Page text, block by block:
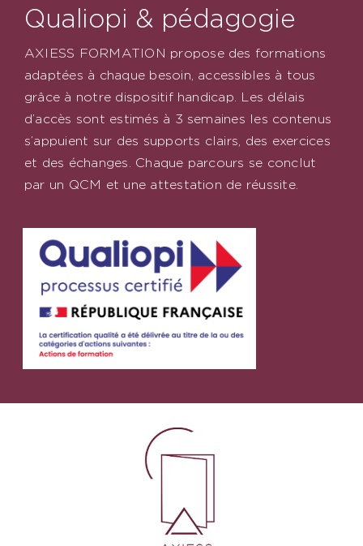
Qualiopi & pédagogie
AXIESS FORMATION propose des formations
adaptées à chaque besoin, accessibles à tous
grâce à notre dispositif handicap. Les délais
d’accès sont estimés à 3 semaines les contenus
s’appuient sur des supports clairs, des exercices
et des échanges. Chaque parcours se conclut
par un QCM et une attestation de réussite.